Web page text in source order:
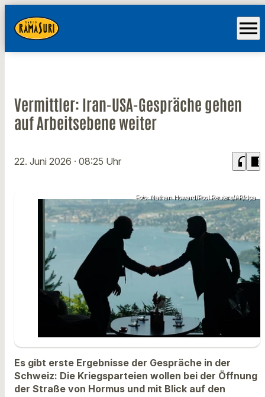
menu
Vermittler: Iran-USA-Gespräche gehen
auf Arbeitsebene weiter
22. Juni 2026 · 08:25 Uhr headphones chrome_reader_mode
Foto: Nathan Howard/Pool Reuters/AP/dpa
Es gibt erste Ergebnisse der Gespräche in der
Schweiz: Die Kriegsparteien wollen bei der Öffnung
der Straße von Hormus und mit Blick auf den